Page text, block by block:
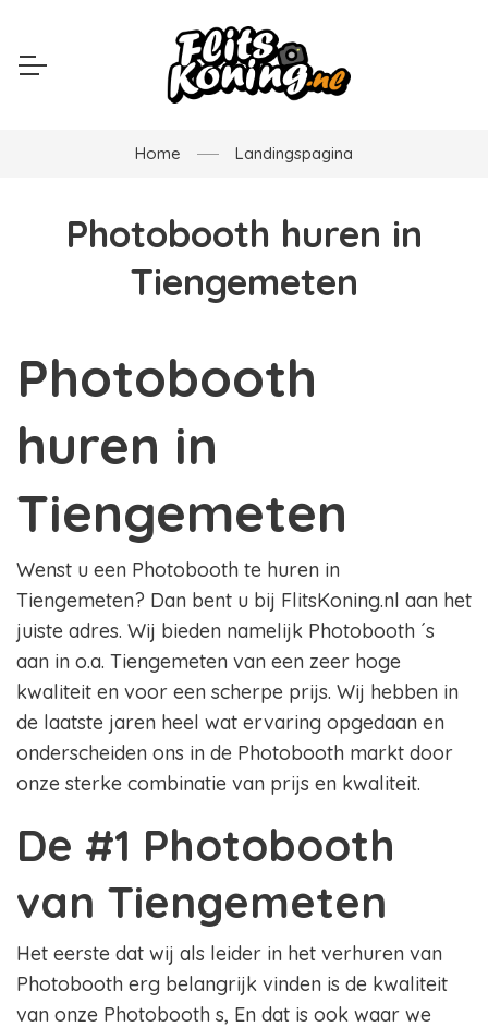
Home Landingspagina
Photobooth huren in
Tiengemeten
Photobooth
huren in
Tiengemeten
Wenst u een Photobooth te huren in
Tiengemeten? Dan bent u bij FlitsKoning.nl aan het
juiste adres. Wij bieden namelijk Photobooth ´s
aan in o.a. Tiengemeten van een zeer hoge
kwaliteit en voor een scherpe prijs. Wij hebben in
de laatste jaren heel wat ervaring opgedaan en
onderscheiden ons in de Photobooth markt door
onze sterke combinatie van prijs en kwaliteit.
De #1 Photobooth
van Tiengemeten
Het eerste dat wij als leider in het verhuren van
Photobooth erg belangrijk vinden is de kwaliteit
van onze Photobooth s, En dat is ook waar we